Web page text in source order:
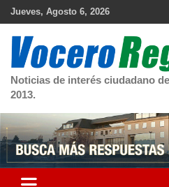
Skip
Jueves, Agosto 6, 2026
Noticias de interés ciudadano
2013.